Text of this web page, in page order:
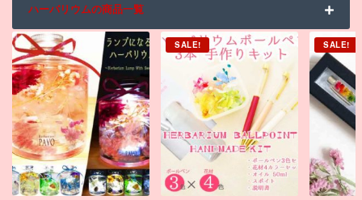
ハーバリウムの商品一覧
SALE! SALE!